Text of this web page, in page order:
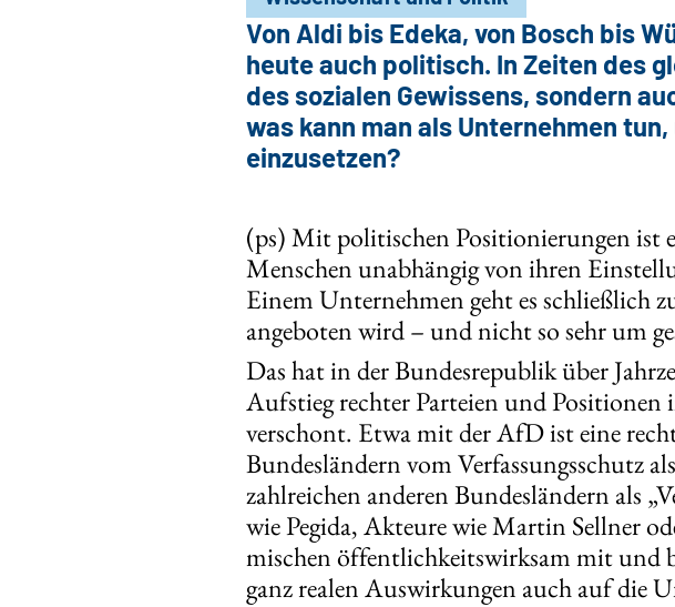
Von Aldi bis Edeka, von Bosch bis
heute auch politisch. In Zeiten des
des sozialen Gewissens, sondern
was kann man als Unternehmen
einzusetzen?
(ps) Mit politischen Positionierungen ist
Menschen unabhängig von ihren
Einem Unternehmen geht es schließlich
angeboten wird – und nicht so sehr um
Das hat in der Bundesrepublik über
Aufstieg rechter Parteien und
verschont. Etwa mit der AfD ist eine
Bundesländern vom Verfassungsschutz
zahlreichen anderen Bundesländern als
wie Pegida, Akteure wie Martin Sellner
mischen öffentlichkeitswirksam mit und
ganz realen Auswirkungen auch auf die